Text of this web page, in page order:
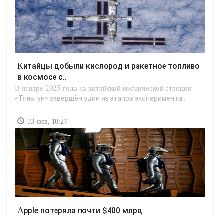
Китайцы добыли кислород и ракетное топливо
в космосе с..
В январе 2025 года на китайской космической станции
«Тяньгун» завершён один из этапов эксперимента..
03-фев, 10:27
Apple потеряла почти $400 млрд